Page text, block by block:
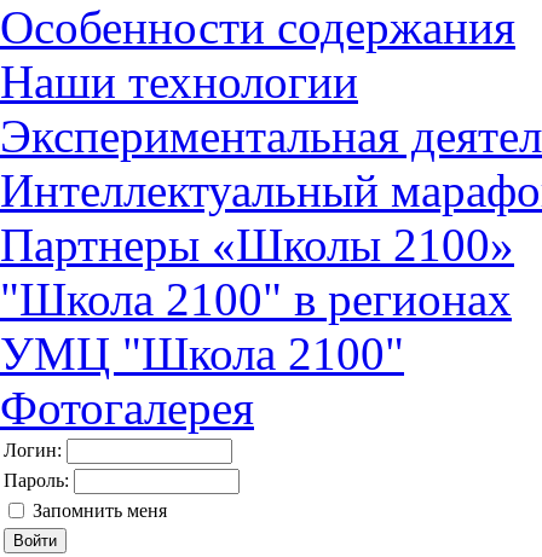
Особенности содержания
Наши технологии
Экспериментальная
Интеллектуальный
Партнеры «Школы 2100»
"Школа 2100" в регионах
УМЦ "Школа 2100"
Фотогалерея
Логин:
Пароль:
Запомнить меня